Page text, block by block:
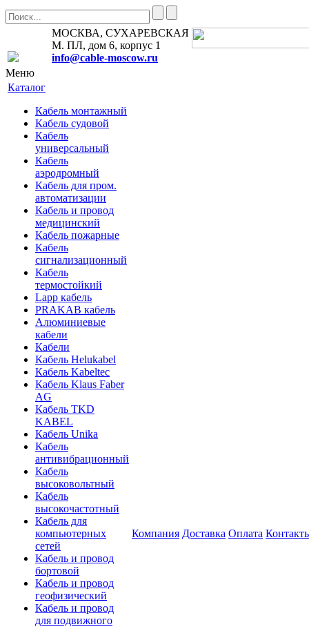
МОСКВА, СУХАРЕВСКАЯ
М. ПЛ, дом 6, корпус 1
info@cable-moscow.ru
Меню
Каталог
Кабель монтажный
Кабель судовой
Кабель
универсальный
Кабель
аэродромный
Кабель для пром.
автоматизации
Кабель и провод
медицинский
Кабель пожарные
Кабель
сигнализационный
Кабель
термостойкий
Lapp кабель
PRAKAB кабель
Алюминиевые
кабели
Кабели
Кабель Helukabel
Кабель Kabeltec
Кабель Klaus Faber
AG
Кабель TKD
KABEL
Кабель Unika
Кабель
антивибрационный
Кабель
высоковольтный
Кабель
высокочастотный
Кабель для
компьютерных
сетей
Кабель и провод
бортовой
Кабель и провод
геофизический
Кабель и провод
для подвижного
Компания Доставка Оплата